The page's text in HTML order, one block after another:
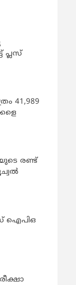
പ്ലസ്
41,989
രണ്ട്
ഐപിഒ